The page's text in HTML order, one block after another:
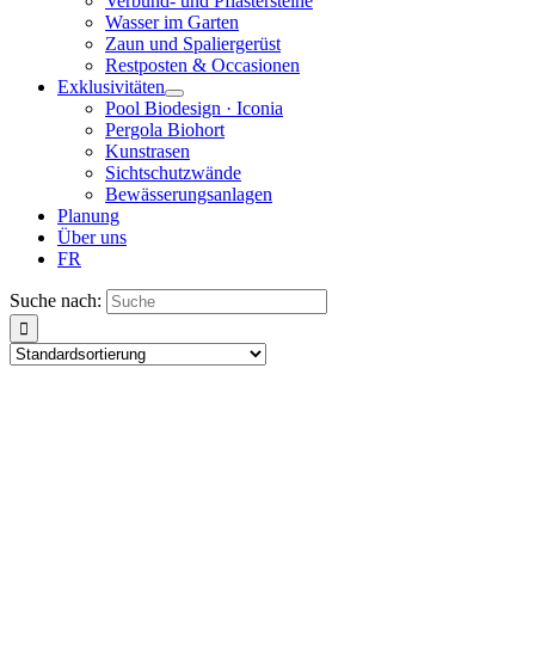
Wasser im Garten
Zaun und Spaliergerüst
Restposten & Occasionen
Exklusivitäten
Pool Biodesign · Iconia
Pergola Biohort
Kunstrasen
Sichtschutzwände
Bewässerungsanlagen
Planung
Über uns
FR
Suche nach: